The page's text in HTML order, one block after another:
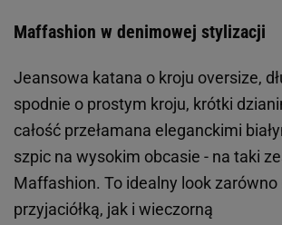
Maffashion w denimowej stylizacji
Jeansowa katana o kroju oversize,
spodnie o prostym kroju, krótki
całość przełamana eleganckimi
szpic na wysokim obcasie - na taki
Maffashion. To idealny look zarówno
przyjaciółką, jak i wieczorną